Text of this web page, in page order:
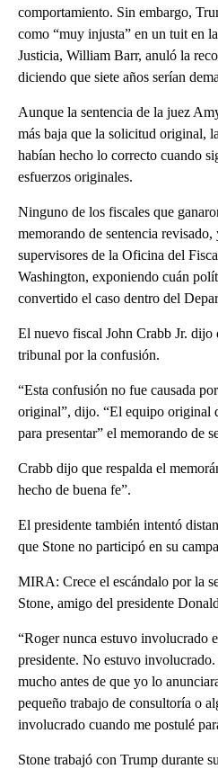
comportamiento. Sin embargo,
como “muy injusta” en un tuit en
Justicia, William Barr, anuló la
diciendo que siete años serían
Aunque la sentencia de la juez
más baja que la solicitud original,
habían hecho lo correcto cuando
esfuerzos originales.
Ninguno de los fiscales que
memorando de sentencia
supervisores de la Oficina del
Washington, exponiendo cuán
convertido el caso dentro del
El nuevo fiscal John Crabb Jr. dijo
tribunal por la confusión.
“Esta confusión no fue causada
original”, dijo. “El equipo original
para presentar” el memorando de
Crabb dijo que respalda el
hecho de buena fe”.
El presidente también intentó
que Stone no participó en su
MIRA: Crece el escándalo por la
Stone, amigo del presidente
“Roger nunca estuvo involucrado
presidente. No estuvo
mucho antes de que yo lo
pequeño trabajo de consultoría o
involucrado cuando me postulé
Stone trabajó con Trump durante